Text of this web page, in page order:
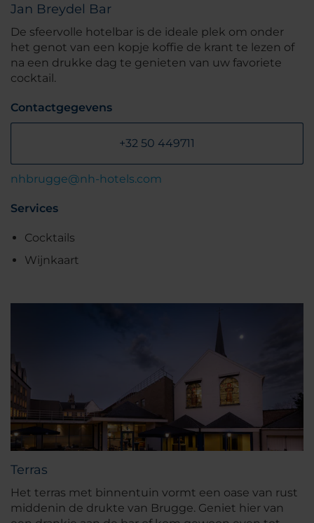
Jan Breydel Bar
De sfeervolle hotelbar is de ideale plek om onder
het genot van een kopje koffie de krant te lezen of
na een drukke dag te genieten van uw favoriete
cocktail.
Contactgegevens
+32 50 449711
nhbrugge@nh-hotels.com
Services
Cocktails
Wijnkaart
Terras
Het terras met binnentuin vormt een oase van rust
middenin de drukte van Brugge. Geniet hier van